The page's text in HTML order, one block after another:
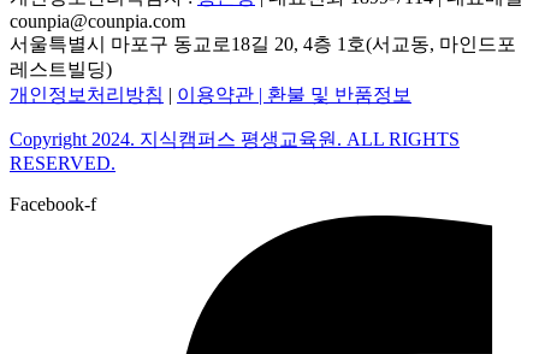
counpia@counpia.com
서울특별시 마포구 동교로18길 20, 4층 1호(서교동, 마인드포
레스트빌딩)
개인정보처리방침 | 이용약관 | 환불 및 반품정보
Copyright 2024. 지식캠퍼스 평생교육원. ALL RIGHTS
RESERVED.
Facebook-f